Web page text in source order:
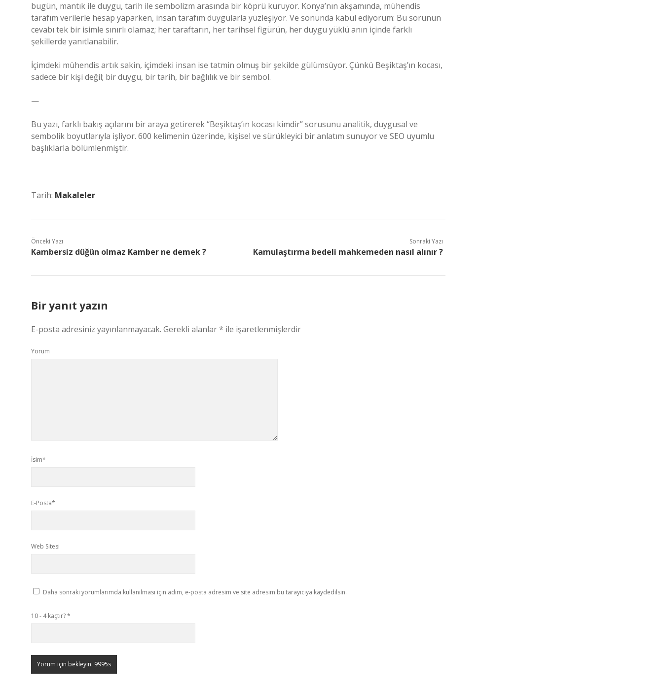
bugün, mantık ile duygu, tarih ile sembolizm arasında bir köprü kuruyor. Konya’nın akşamında, mühendis
tarafım verilerle hesap yaparken, insan tarafım duygularla yüzleşiyor. Ve sonunda kabul ediyorum: Bu sorunun
cevabı tek bir isimle sınırlı olamaz; her taraftarın, her tarihsel figürün, her duygu yüklü anın içinde farklı
şekillerde yanıtlanabilir.
İçimdeki mühendis artık sakin, içimdeki insan ise tatmin olmuş bir şekilde gülümsüyor. Çünkü Beşiktaş’ın kocası,
sadece bir kişi değil; bir duygu, bir tarih, bir bağlılık ve bir sembol.
—
Bu yazı, farklı bakış açılarını bir araya getirerek “Beşiktaş’ın kocası kimdir” sorusunu analitik, duygusal ve
sembolik boyutlarıyla işliyor. 600 kelimenin üzerinde, kişisel ve sürükleyici bir anlatım sunuyor ve SEO uyumlu
başlıklarla bölümlenmiştir.
Tarih: Makaleler
Önceki Yazı
Kambersiz düğün olmaz Kamber ne demek ?
Sonraki Yazı
Kamulaştırma bedeli mahkemeden nasıl alınır ?
Bir yanıt yazın
E-posta adresiniz yayınlanmayacak. Gerekli alanlar* ile işaretlenmişlerdir
Yorum
İsim*
E-Posta*
Web Sitesi
Daha sonraki yorumlarımda kullanılması için adım, e-posta adresim ve site adresim bu tarayıcıya kaydedilsin.
10 - 4 kaçtır?*